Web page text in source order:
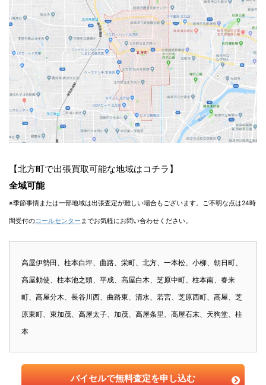
【北方町で出張買取可能な地域はコチラ】
全域可能
※季節事情または一部地域は出張査定が難しい場合もございます。ご不明な点は24時
間受付のコールセンター までお気軽にお問い合わせください。
高屋伊勢田、柱本白坪、曲路、栄町、北方、一本松、小柳、朝日町、
高屋勅使、柱本池之頭、平成、高屋白木、芝原中町、柱本南、春来
町、高屋分木、長谷川西、曲路東、清水、若宮、芝原西町、高屋、芝
原東町、東加茂、高屋太子、加茂、高屋条里、高屋石末、天狗堂、柱
本
バイセルで無料査定を申し込む